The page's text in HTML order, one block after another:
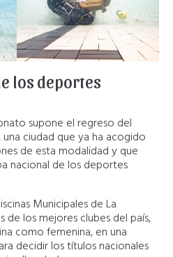
los deportes
supone el regreso del
ciudad que ya ha acogido
de esta modalidad y que
nacional de los deportes
Municipales de La
de los mejores clubes del país,
como femenina, en una
decidir los títulos nacionales